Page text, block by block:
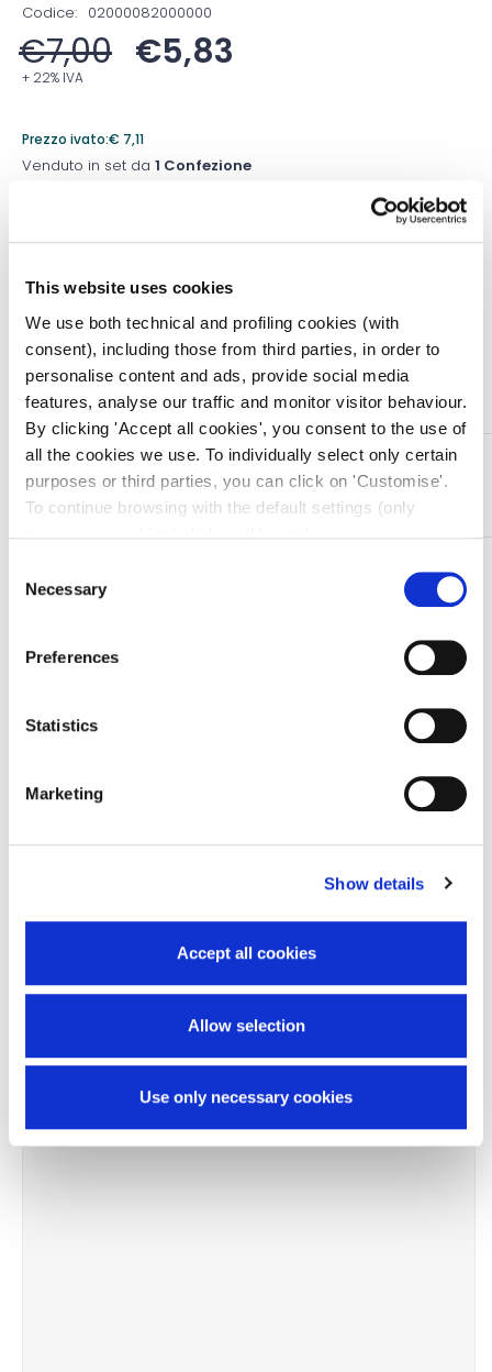
This website uses cookies
We use both technical and profiling cookies (with
consent), including those from third parties, in order to
personalise content and ads, provide social media
features, analyse our traffic and monitor visitor behaviour.
By clicking 'Accept all cookies', you consent to the use of
all the cookies we use. To individually select only certain
purposes or third parties, you can click on 'Customise'.
To continue browsing with the default settings (only
Policy. The cookie settings can be updated at any time
Selection
Necessary
Preferences
Statistics
Marketing
Show details
Accept all cookies
Allow selection
Use only necessary cookies
Codice: 02000082000000
€7,00 €5,83
+ 22% IVA
Prezzo ivato:€ 7,11
Venduto in set da 1 Confezione
Aggiungi al carrello
DESCRIZIONE
In acciaio Inox
TI SERVONO INFORMAZIONI SU QUESTO
PRODOTTO?
Prodotti correlati